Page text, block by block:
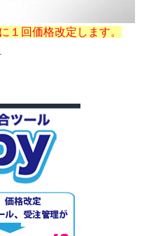
１回価格改定します。